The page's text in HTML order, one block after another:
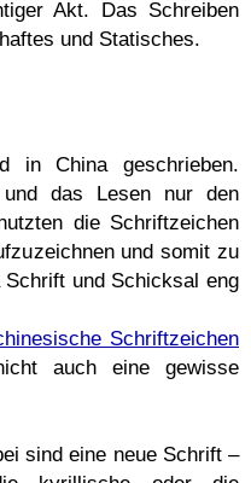
Akt. Das Schreiben
und Statisches.
in China geschrieben.
das Lesen nur den
die Schriftzeichen
und somit zu
und Schicksal eng
Schriftzeichen
auch eine gewisse
sind eine neue Schrift –